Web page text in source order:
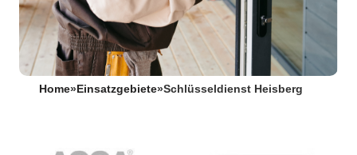
Home» Einsatzgebiete»Schlüsseldienst Heisberg